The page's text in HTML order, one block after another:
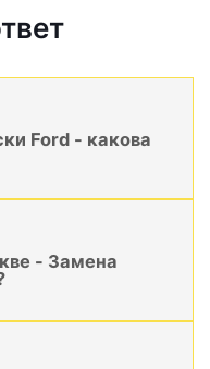
Ford - какова
- Замена